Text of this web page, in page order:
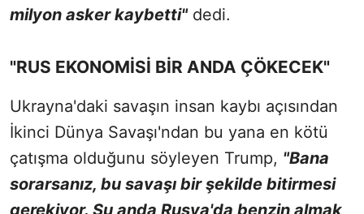
milyon asker kaybetti"dedi.
"RUS EKONOMİSİ BİR ANDA ÇÖKECEK"
Ukrayna'daki savaşın insan kaybı açısından
İkinci Dünya Savaşı'ndan bu yana en kötü
çatışma olduğunu söyleyen Trump, "Bana
sorarsanız, bu savaşı bir şekilde bitirmesi